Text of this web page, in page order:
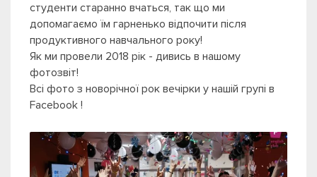
студенти старанно вчаться, так що ми
допомагаємо їм гарненько відпочити після
продуктивного навчального року!
Як ми провели 2018 рік - дивись в нашому
фотозвіт!
Всі фото з новорічної рок вечірки у нашій групі в
Facebook !